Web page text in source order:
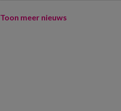
Toon meer nieuws